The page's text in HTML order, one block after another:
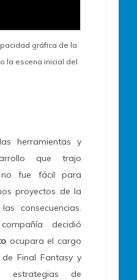
gráfica de la
la escena inicial del
herramientas y
que trajo
fue fácil para
proyectos de la
consecuencias.
decidió
ocupara el cargo
Final Fantasy y
estrategias de